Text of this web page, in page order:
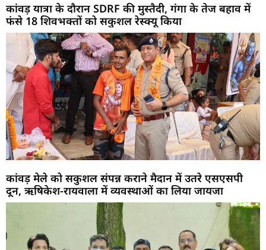
कांवड़ यात्रा के दौरान SDRF की मुस्तैदी, गंगा के तेज बहाव में
फंसे 18 शिवभक्तों को सकुशल रेस्क्यू किया
कांवड़ मेले को सकुशल संपन्न कराने मैदान में उतरे एसएसपी
दून, ऋषिकेश-रायवाला में व्यवस्थाओं का लिया जायजा